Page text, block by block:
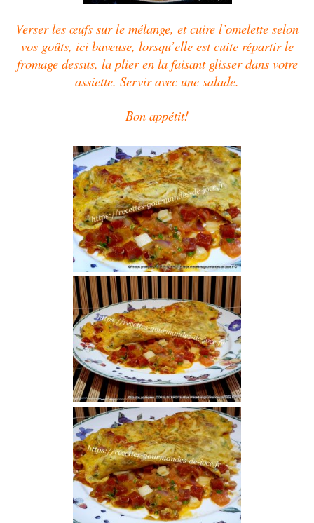
Verser les œufs sur le mélange, et cuire l’omelette selon
vos goûts, ici baveuse, lorsqu’elle est cuite répartir le
fromage dessus, la plier en la faisant glisser dans votre
assiette. Servir avec une salade.
Bon appétit!